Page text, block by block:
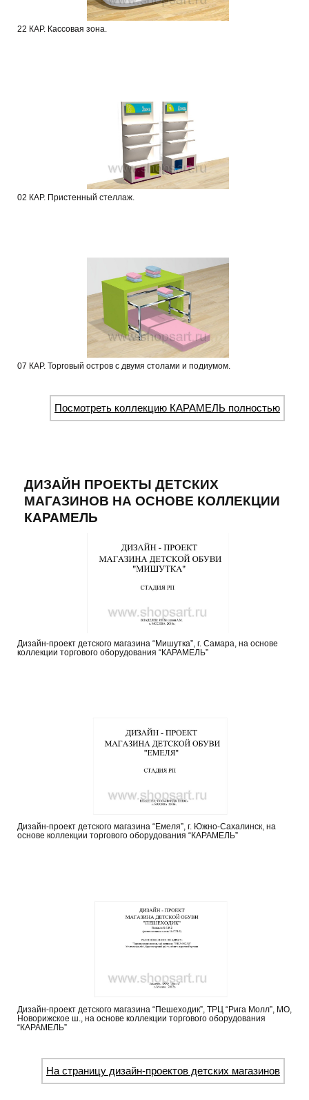
22 КАР. Кассовая зона.
02 КАР. Пристенный стеллаж.
07 КАР. Торговый остров с двумя столами и подиумом.
Посмотреть коллекцию КАРАМЕЛЬ полностью
ДИЗАЙН ПРОЕКТЫ ДЕТСКИХ
МАГАЗИНОВ НА ОСНОВЕ КОЛЛЕКЦИИ
КАРАМЕЛЬ
Дизайн-проект детского магазина “Мишутка”, г. Самара, на основе
коллекции торгового оборудования “КАРАМЕЛЬ”
Дизайн-проект детского магазина “Емеля”, г. Южно-Сахалинск, на
основе коллекции торгового оборудования “КАРАМЕЛЬ”
Дизайн-проект детского магазина “Пешеходик”, ТРЦ “Рига Молл”, МО,
Новорижское ш., на основе коллекции торгового оборудования
“КАРАМЕЛЬ”
На страницу дизайн-проектов детских магазинов